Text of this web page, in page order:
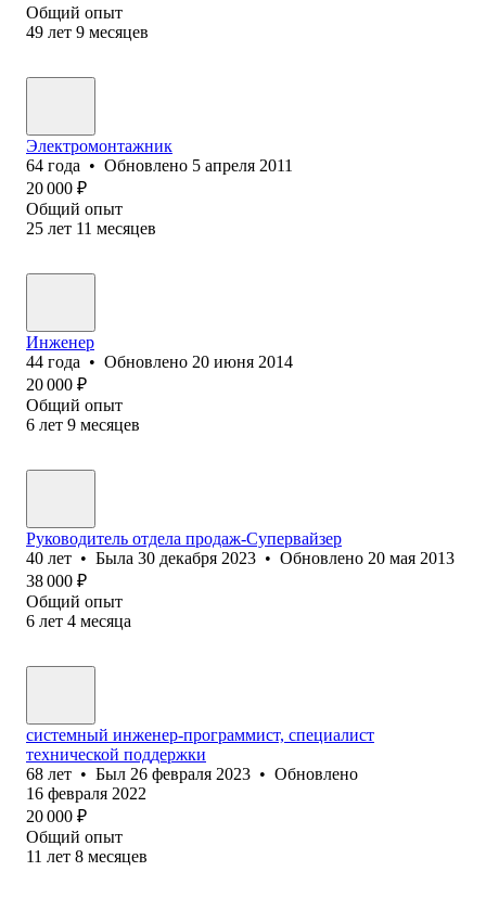
Общий опыт
49 лет 9 месяцев
Электромонтажник
64 года • Обновлено 5 апреля 2011
20 000 ₽
Общий опыт
25 лет 11 месяцев
Инженер
44 года • Обновлено 20 июня 2014
20 000 ₽
Общий опыт
6 лет 9 месяцев
Руководитель отдела продаж-Супервайзер
40 лет • Была 30 декабря 2023 • Обновлено 20 мая 2013
38 000 ₽
Общий опыт
6 лет 4 месяца
системный инженер-программист, специалист
технической поддержки
68 лет • Был 26 февраля 2023 • Обновлено
16 февраля 2022
20 000 ₽
Общий опыт
11 лет 8 месяцев